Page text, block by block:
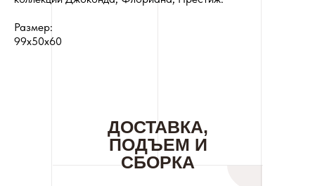
Размер:
99х50х60
ДОСТАВКА,
ПОДЪЕМ И
СБОРКА